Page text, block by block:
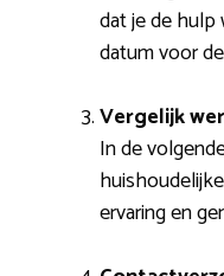
dat je de
datum voor
Vergelijk
In de
ervaring en